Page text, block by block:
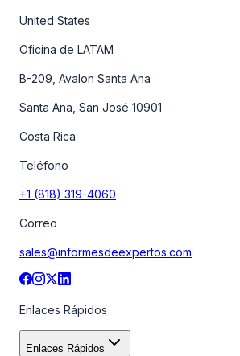
United States
Oficina de LATAM
B-209, Avalon Santa Ana
Santa Ana, San José 10901
Costa Rica
Teléfono
+1 (818) 319-4060
Correo
sales@informesdeexpertos.com
Enlaces Rápidos
Enlaces Rápidos